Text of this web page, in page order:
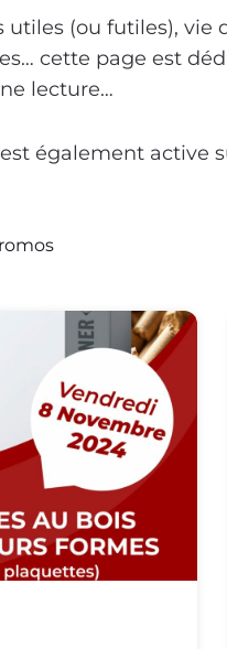
(ou futiles), vie
cette page est
lecture…
également active